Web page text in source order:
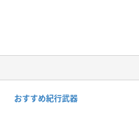
おすすめ紀行武器